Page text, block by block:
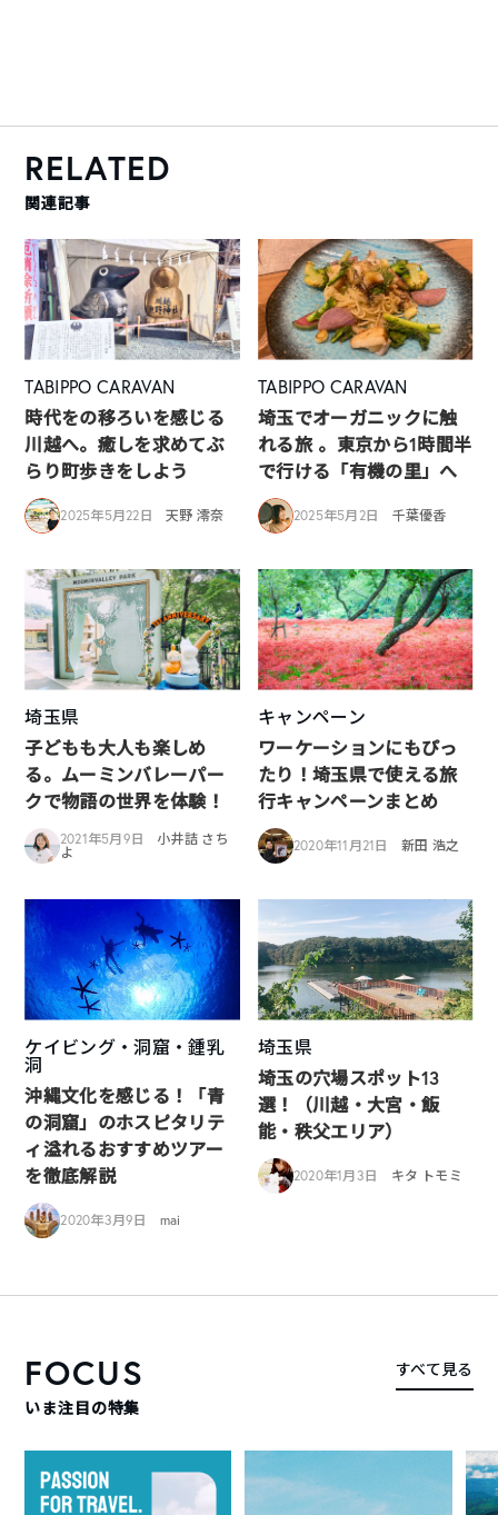
RELATED
関連記事
TABIPPO CARAVAN
時代をの移ろいを感じる
川越へ。癒しを求めてぶ
らり町歩きをしよう
2025年5月22日 天野 澪奈
TABIPPO CARAVAN
埼玉でオーガニックに触
れる旅 。東京から1時間半
で行ける「有機の里」へ
2025年5月2日 千葉優香
埼玉県
子どもも大人も楽しめ
る。ムーミンバレーパー
クで物語の世界を体験！
2021年5月9日
小井詰 さち
よ
キャンペーン
ワーケーションにもぴっ
たり！埼玉県で使える旅
行キャンペーンまとめ
2020年11月21日 新田 浩之
ケイビング・洞窟・鍾乳
洞
沖縄文化を感じる！「青
の洞窟」のホスピタリテ
ィ溢れるおすすめツアー
を徹底解説
2020年3月9日 mai
埼玉県
埼玉の穴場スポット13
選！（川越・大宮・飯
能・秩父エリア）
2020年1月3日 キタ トモミ
FOCUS
いま注目の特集
すべて見る